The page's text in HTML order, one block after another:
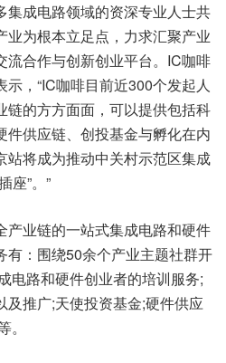
集成电路领域的资深专业人士共
业为根本立足点，力求汇聚产业
流合作与创新创业平台。IC咖啡
，“IC咖啡目前近300个发起人
链的方方面面，可以提供包括科
件供应链、创投基金与孵化在内
站将成为推动中关村示范区集成
座”。”
产业链的一站式集成电路和硬件
有：围绕50余个产业主题社群开
电路和硬件创业者的培训服务;
及推广;天使投资基金;硬件供应